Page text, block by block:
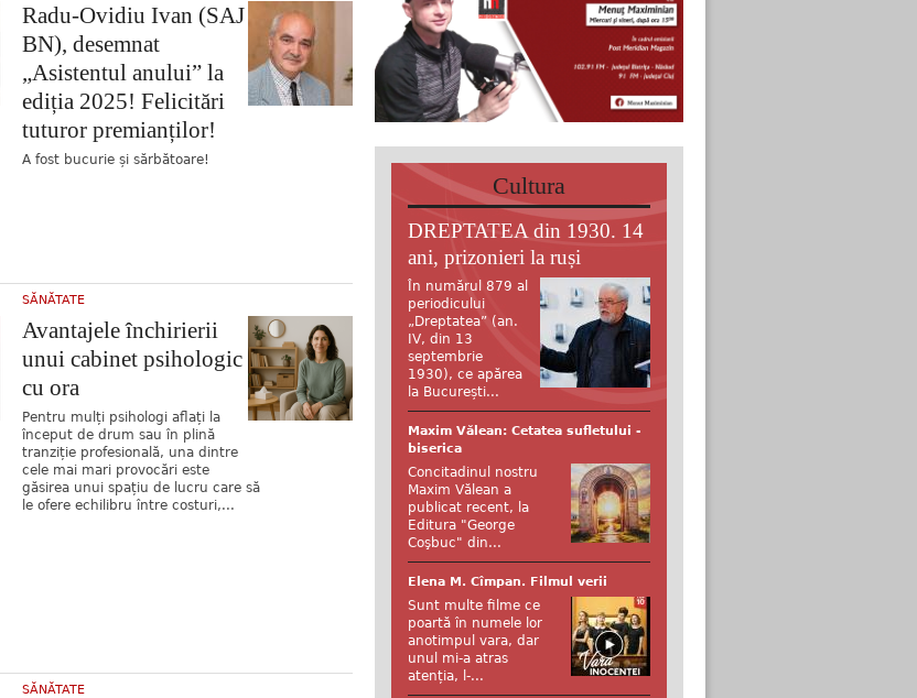
Radu-Ovidiu Ivan (SAJ
BN), desemnat
„Asistentul anului” la
ediția 2025! Felicitări
tuturor premianților!
A fost bucurie și sărbătoare!
SĂNĂTATE
Avantajele închirierii
unui cabinet psihologic
cu ora
Pentru mulți psihologi aflați la
început de drum sau în plină
tranziție profesională, una dintre
cele mai mari provocări este
găsirea unui spațiu de lucru care să
le ofere echilibru între costuri,...
SĂNĂTATE
Cultura
DREPTATEA din 1930. 14
ani, prizonieri la ruși
În numărul 879 al
periodicului
„Dreptatea” (an.
IV, din 13
septembrie
1930), ce apărea
la București...
Maxim Vălean: Cetatea sufletului -
biserica
Concitadinul nostru
Maxim Vălean a
publicat recent, la
Editura "George
Coşbuc" din...
Elena M. Cîmpan. Filmul verii
Sunt multe filme ce
poartă în numele lor
anotimpul vara, dar
unul mi-a atras
atenția, l-...